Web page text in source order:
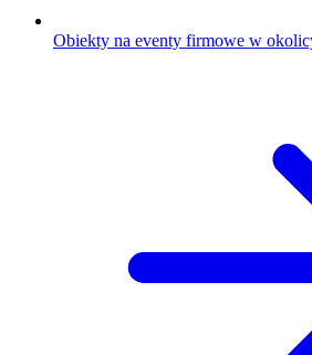
Obiekty na eventy firmowe w